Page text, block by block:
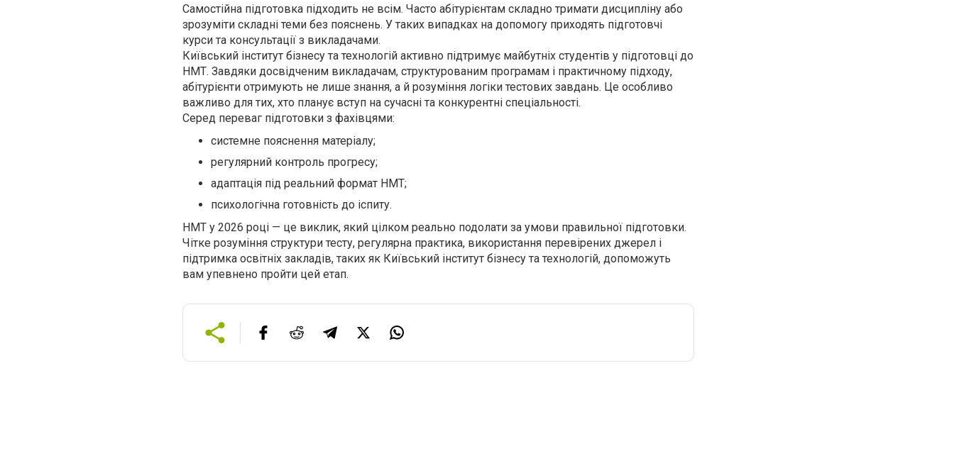
Самостійна підготовка підходить не всім. Часто абітурієнтам складно тримати дисципліну або
зрозуміти складні теми без пояснень. У таких випадках на допомогу приходять підготовчі
курси та консультації з викладачами.
Київський інститут бізнесу та технологій активно підтримує майбутніх студентів у підготовці до
НМТ. Завдяки досвідченим викладачам, структурованим програмам і практичному підходу,
абітурієнти отримують не лише знання, а й розуміння логіки тестових завдань. Це особливо
важливо для тих, хто планує вступ на сучасні та конкурентні спеціальності.
Серед переваг підготовки з фахівцями:
системне пояснення матеріалу;
регулярний контроль прогресу;
адаптація під реальний формат НМТ;
психологічна готовність до іспиту.
НМТ у 2026 році — це виклик, який цілком реально подолати за умови правильної підготовки.
Чітке розуміння структури тесту, регулярна практика, використання перевірених джерел і
підтримка освітніх закладів, таких як Київський інститут бізнесу та технологій, допоможуть
вам упевнено пройти цей етап.